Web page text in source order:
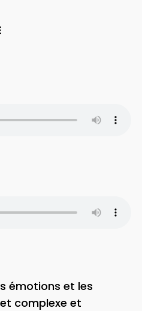
émotions et les
complexe et